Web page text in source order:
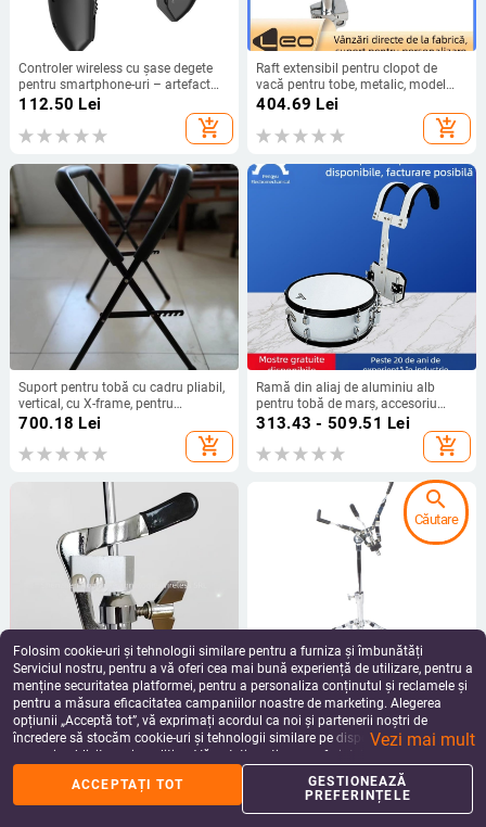
Controler wireless cu șase degete
pentru smartphone-uri – artefact
Chicken Eating, interfață Type-C,
carcasă ABS + metal, fără vibrații,
compatibil cu iPhone și Android
112.50 Lei
add_shopping_cart
Raft extensibil pentru clopot de
vacă pentru tobe, metalic, model
ECA08, suport de tobe
404.69 Lei
add_shopping_cart
Suport pentru tobă cu cadru pliabil,
vertical, cu X-frame, pentru
reprezentații universale
700.18 Lei
add_shopping_cart
Ramă din aliaj de aluminiu alb
pentru tobă de marș, accesoriu
personalizat pentru instrumente
313.43 - 509.51 Lei
add_shopping_cart
Aparat pentru tobe: hi-hat clutch cu
cârlig pentru drum kit – Back Wave
Device Music
179.57Lei
add_shopping_cart
Suport pentru tobă snare —
construcție din fier, înălțime
reglabilă, model SG-JGZJ-H-Y
531.42Lei
add_shopping_cart
Folosim cookie-uri și tehnologii similare pentru a furniza și îmbunătăți
Serviciul nostru, pentru a vă oferi cea mai bună experiență de utilizare, pentru a
menține securitatea platformei, pentru a personaliza conținutul și reclamele și
pentru a măsura eficacitatea campaniilor noastre de marketing. Alegerea
opțiunii „Acceptă tot”, vă exprimați acordul ca noi și partenerii noștri de
încredere să stocăm cookie-uri și tehnologii similare pe dispozitivul dvs. în
scopuri publicitare și analitice. Vă puteți gestiona preferințele în orice moment
făcând clic pe „Gestionează preferințele”. Pentru mai multe informații, vă
rugăm să consultațiPolitica noastră de confidențialitate.
Vezi mai mult
ACCEPTAȚI TOT
GESTIONEAZĂ
PREFERINȚELE
search
Căutare